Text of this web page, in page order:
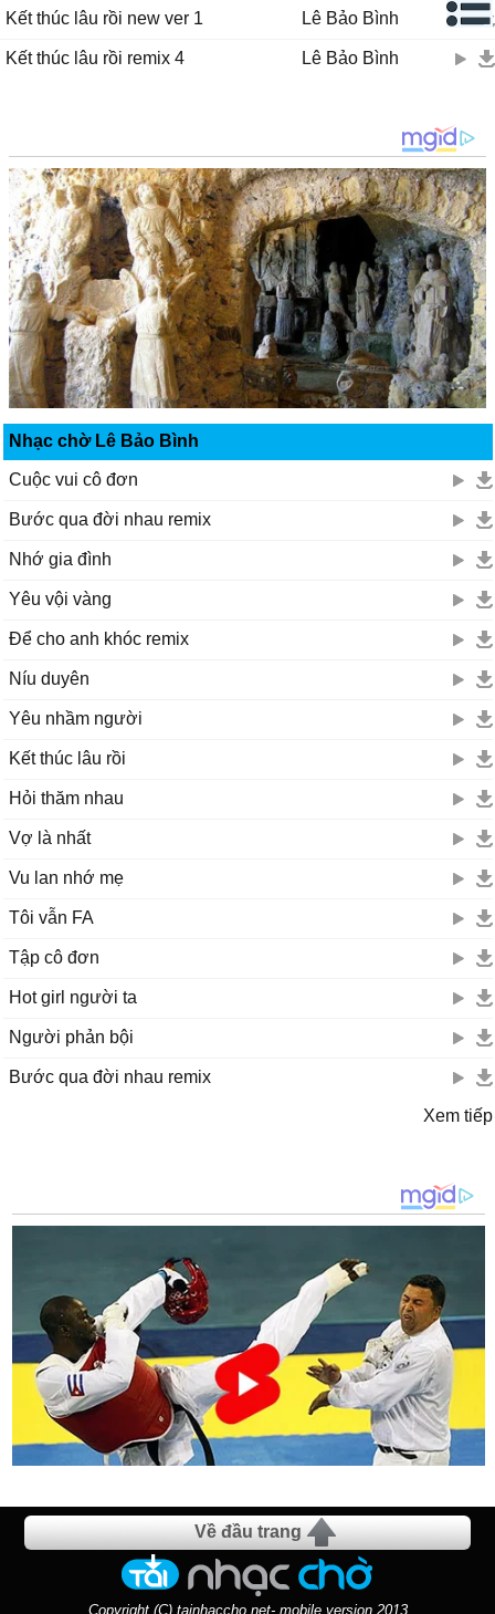
Kết thúc lâu rồi new ver 1 Lê Bảo Bình
Kết thúc lâu rồi remix 4 Lê Bảo Bình
Nhạc chờ Lê Bảo Bình
Cuộc vui cô đơn
Bước qua đời nhau remix
Nhớ gia đình
Yêu vội vàng
Để cho anh khóc remix
Níu duyên
Yêu nhầm người
Kết thúc lâu rồi
Hỏi thăm nhau
Vợ là nhất
Vu lan nhớ mẹ
Tôi vẫn FA
Tập cô đơn
Hot girl người ta
Người phản bội
Bước qua đời nhau remix
Xem tiếp
Về đầu trang
Copyright (C) tainhaccho.net- mobile version 2013